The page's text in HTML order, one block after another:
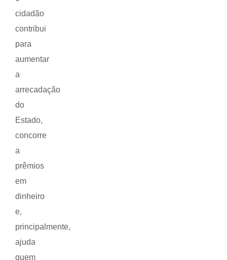
cidadão
contribui
para
aumentar
a
arrecadação
do
Estado,
concorre
a
prêmios
em
dinheiro
e,
principalmente,
ajuda
quem